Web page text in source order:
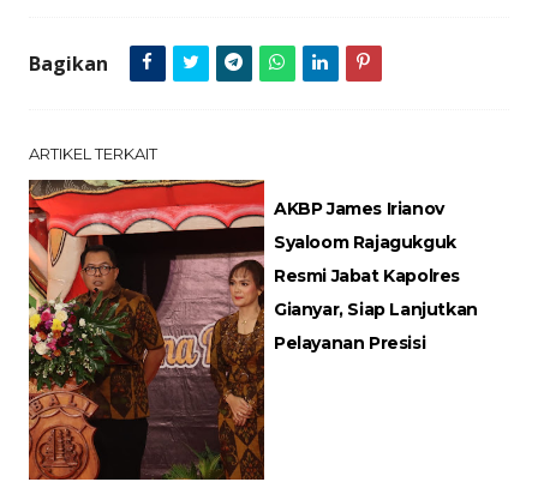
Bagikan
ARTIKEL TERKAIT
AKBP James Irianov
Syaloom Rajagukguk
Resmi Jabat Kapolres
Gianyar, Siap Lanjutkan
Pelayanan Presisi